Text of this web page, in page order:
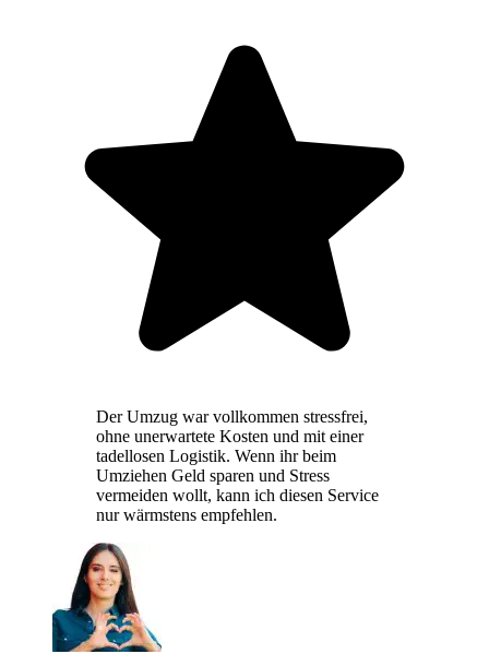
Der Umzug war vollkommen stressfrei,
ohne unerwartete Kosten und mit einer
tadellosen Logistik. Wenn ihr beim
Umziehen Geld sparen und Stress
vermeiden wollt, kann ich diesen Service
nur wärmstens empfehlen.